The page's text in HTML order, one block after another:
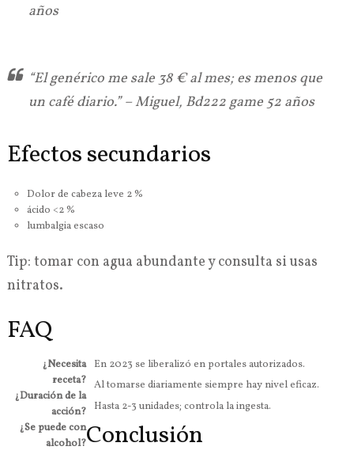
años
“El genérico me sale 38 € al mes; es menos que
un café diario.” – Miguel, Bd222 game 52 años
Efectos secundarios
Dolor de cabeza leve 2 %
ácido <2 %
lumbalgia escaso
Tip: tomar con agua abundante y consulta si usas
nitratos.
FAQ
¿Necesita
receta?
En 2023 se liberalizó en portales autorizados.
¿Duración de la
acción?
Al tomarse diariamente siempre hay nivel eficaz.
¿Se puede con
alcohol?
Hasta 2-3 unidades; controla la ingesta.
Conclusión